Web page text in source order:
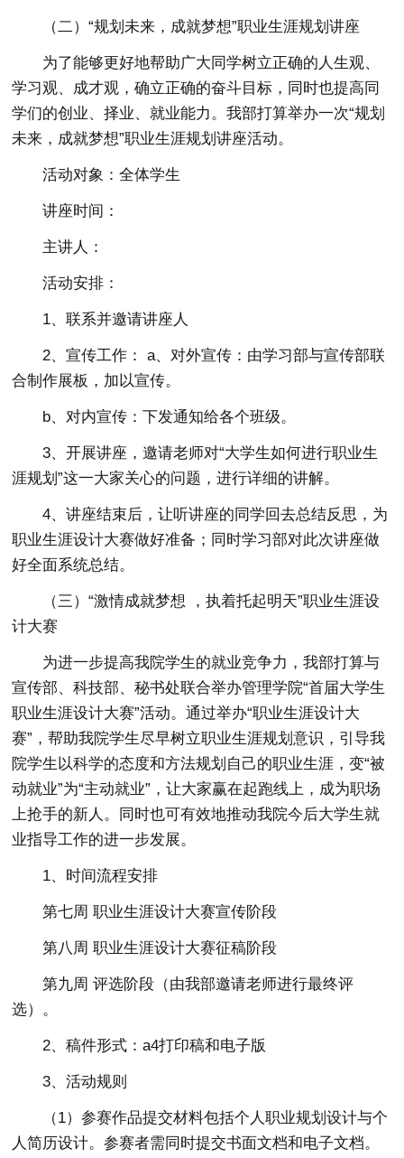
（二）“规划未来，成就梦想”职业生涯规划讲座
为了能够更好地帮助广大同学树立正确的人生观、
学习观、成才观，确立正确的奋斗目标，同时也提高同
学们的创业、择业、就业能力。我部打算举办一次“规划
未来，成就梦想”职业生涯规划讲座活动。
活动对象：全体学生
讲座时间：
主讲人：
活动安排：
1、联系并邀请讲座人
2、宣传工作： a、对外宣传：由学习部与宣传部联
合制作展板，加以宣传。
b、对内宣传：下发通知给各个班级。
3、开展讲座，邀请老师对“大学生如何进行职业生
涯规划”这一大家关心的问题，进行详细的讲解。
4、讲座结束后，让听讲座的同学回去总结反思，为
职业生涯设计大赛做好准备；同时学习部对此次讲座做
好全面系统总结。
（三）“激情成就梦想 ，执着托起明天”职业生涯设
计大赛
为进一步提高我院学生的就业竞争力，我部打算与
宣传部、科技部、秘书处联合举办管理学院“首届大学生
职业生涯设计大赛”活动。通过举办“职业生涯设计大
赛”，帮助我院学生尽早树立职业生涯规划意识，引导我
院学生以科学的态度和方法规划自己的职业生涯，变“被
动就业”为“主动就业”，让大家赢在起跑线上，成为职场
上抢手的新人。同时也可有效地推动我院今后大学生就
业指导工作的进一步发展。
1、时间流程安排
第七周 职业生涯设计大赛宣传阶段
第八周 职业生涯设计大赛征稿阶段
第九周 评选阶段（由我部邀请老师进行最终评
选）。
2、稿件形式：a4打印稿和电子版
3、活动规则
（1）参赛作品提交材料包括个人职业规划设计与个
人简历设计。参赛者需同时提交书面文档和电子文档。